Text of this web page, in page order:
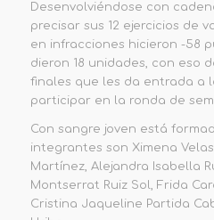
Desenvolviéndose con
precisar sus 12 ejercicios de
en infracciones hicieron -58
dieron 18 unidades, con eso
finales que les da entrada a
participar en la ronda de
Con sangre joven está
integrantes son Ximena
Martínez, Alejandra Isabella
Montserrat Ruiz Sol, Frida
Cristina Jaqueline Partida